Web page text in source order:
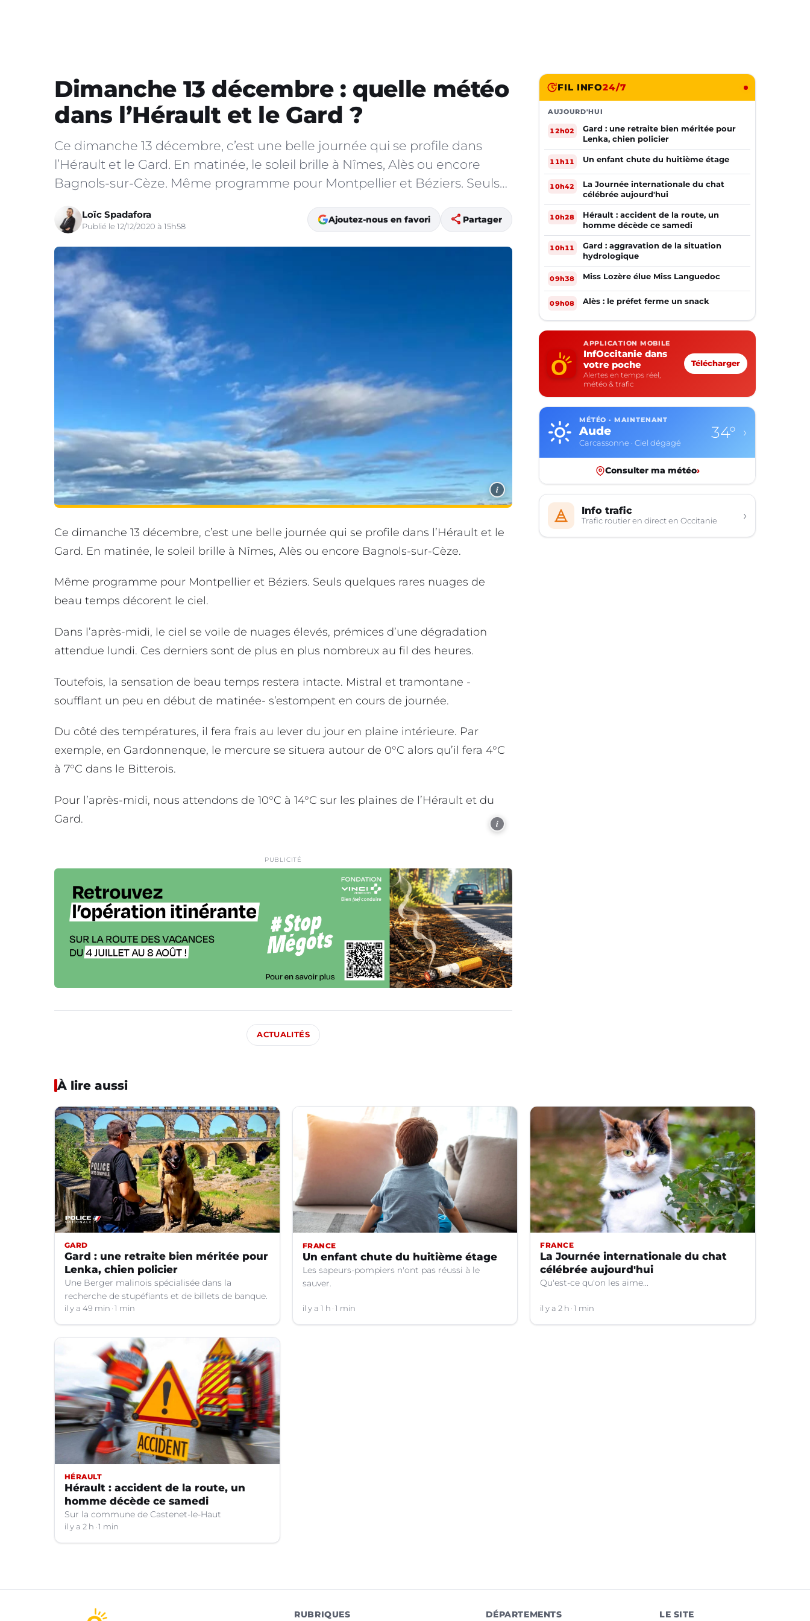
Dimanche 13 décembre : quelle météo
dans l’Hérault et le Gard ?
Ce dimanche 13 décembre, c’est une belle journée qui se profile dans
l’Hérault et le Gard. En matinée, le soleil brille à Nîmes, Alès ou encore
Bagnols-sur-Cèze. Même programme pour Montpellier et Béziers. Seuls…
Loïc Spadafora
Publié le 12/12/2020 à 15h58
Ajoutez-nous en favori share Partager
i
Ce dimanche 13 décembre, c’est une belle journée qui se profile dans l’Hérault et le
Gard. En matinée, le soleil brille à Nîmes, Alès ou encore Bagnols-sur-Cèze.
Même programme pour Montpellier et Béziers. Seuls quelques rares nuages de
beau temps décorent le ciel.
Dans l’après-midi, le ciel se voile de nuages élevés, prémices d’une dégradation
attendue lundi. Ces derniers sont de plus en plus nombreux au fil des heures.
Toutefois, la sensation de beau temps restera intacte. Mistral et tramontane -
soufflant un peu en début de matinée- s’estompent en cours de journée.
Du côté des températures, il fera frais au lever du jour en plaine intérieure. Par
exemple, en Gardonnenque, le mercure se situera autour de 0°C alors qu’il fera 4°C
à 7°C dans le Bitterois.
Pour l’après-midi, nous attendons de 10°C à 14°C sur les plaines de l’Hérault et du
Gard.
i
PUBLICITÉ
ACTUALITÉS
FIL INFO24/7
AUJOURD'HUI
12h02
Gard : une retraite bien méritée pour
Lenka, chien policier
11h11 Un enfant chute du huitième étage
10h42
La Journée internationale du chat
célébrée aujourd'hui
10h28
Hérault : accident de la route, un
homme décède ce samedi
10h11
Gard : aggravation de la situation
hydrologique
09h38 Miss Lozère élue Miss Languedoc
09h08 Alès : le préfet ferme un snack
APPLICATION MOBILE
InfOccitanie dans
votre poche
Alertes en temps réel,
météo & trafic
Télécharger
MÉTÉO · MAINTENANT
Aude
Carcassonne · Ciel dégagé
34° ›
Consulter ma météo›
Info trafic
Trafic routier en direct en Occitanie ›
À lire aussi
GARD
Gard : une retraite bien méritée pour
Lenka, chien policier
Une Berger malinois spécialisée dans la
recherche de stupéfiants et de billets de banque.
il y a 49 min 1 min
FRANCE
Un enfant chute du huitième étage
Les sapeurs-pompiers n'ont pas réussi à le
sauver.
il y a 1 h 1 min
FRANCE
La Journée internationale du chat
célébrée aujourd'hui
Qu'est-ce qu'on les aime...
il y a 2 h 1 min
HÉRAULT
Hérault : accident de la route, un
homme décède ce samedi
Sur la commune de Castenet-le-Haut
il y a 2 h 1 min
RUBRIQUES DÉPARTEMENTS LE SITE